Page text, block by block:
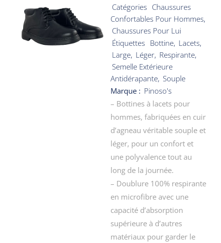
Catégories Chaussures
Confortables Pour Hommes,
Chaussures Pour Lui
Étiquettes Bottine, Lacets,
Large, Léger, Respirante,
Semelle Extérieure
Antidérapante, Souple
Marque : Pinoso's
– Bottines à lacets pour
hommes, fabriquées en cuir
d’agneau véritable souple et
léger, pour un confort et
une polyvalence tout au
long de la journée.
– Doublure 100% respirante
en microfibre avec une
capacité d’absorption
supérieure à d’autres
matériaux pour garder le